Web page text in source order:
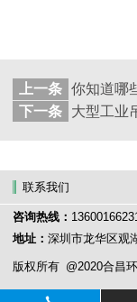
上一条
下一条
大型工业
联系我们
咨询热线：
地址：深圳市龙华区观
版权所有 @2020合昌